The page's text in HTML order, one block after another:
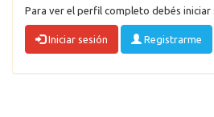
Para ver el perfil completo debés
Iniciar sesión Registrarme